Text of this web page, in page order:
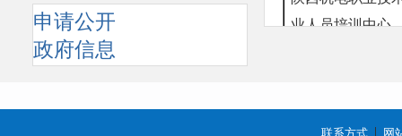
申请公开
政府信息
业人员培训中心
联系方式 网